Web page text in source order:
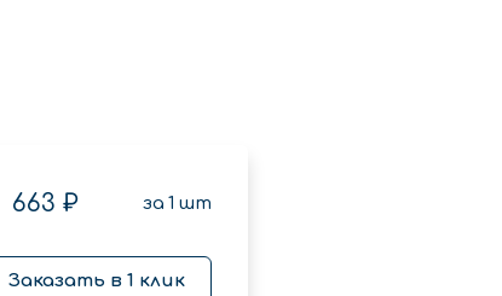
663 ₽ за 1 шт
Заказать в 1 клик